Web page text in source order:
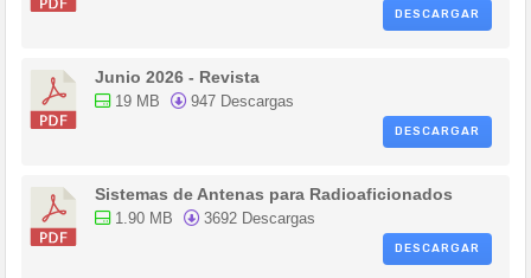
DESCARGAR
Junio 2026 - Revista
19 MB
947 Descargas
DESCARGAR
Sistemas de Antenas para Radioaficionados
1.90 MB
3692 Descargas
DESCARGAR